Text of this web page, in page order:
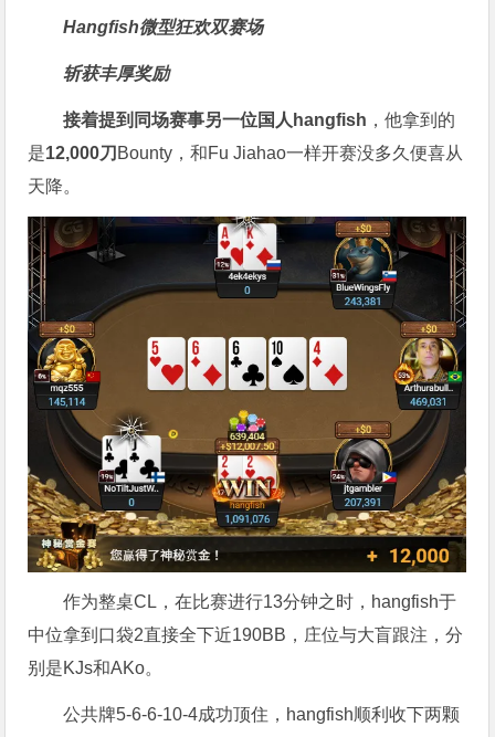
Hangfish微型狂欢双赛场
斩获丰厚奖励
接着提到同场赛事另一位国人 hangfish ，他拿到的
是12,000刀 Bounty，和Fu Jiahao一样开赛没多久便喜从
天降。
作为整桌CL，在比赛进行13分钟之时，hangfish于
中位拿到口袋2直接全下近190BB，庄位与大盲跟注，分
别是KJs和AKo。
公共牌5-6-6-10-4成功顶住，hangfish顺利收下两颗